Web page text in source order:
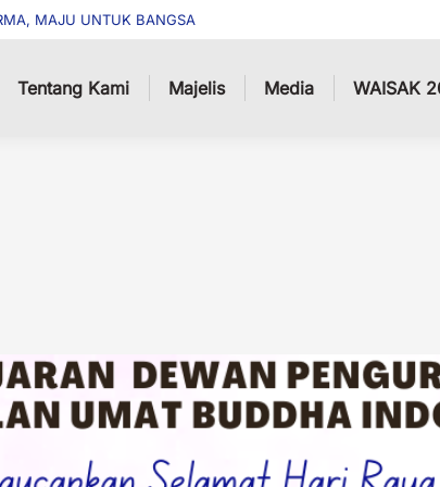
MAJU UNTUK BANGSA
Tentang Kami Majelis Media WAISAK